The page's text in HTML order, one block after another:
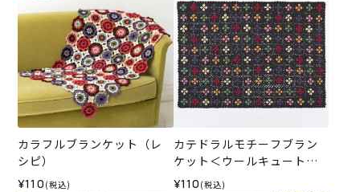
カラフルブランケット（レ
シピ）
¥110 (税込)
カテドラルモチーフブラン
ケット＜ウールキュート＞
（レシピ）
¥110 (税込)